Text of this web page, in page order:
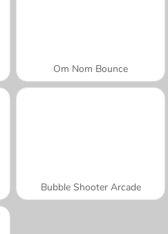
Om Nom Bounce
Bubble Shooter Arcade